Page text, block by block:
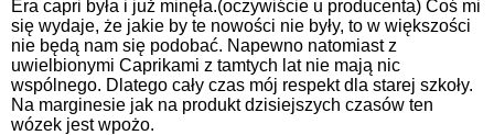
Era capri była i już minęła.(oczywiście u producenta) Coś mi
się wydaje, że jakie by te nowości nie były, to w większości
nie będą nam się podobać. Napewno natomiast z
uwielbionymi Caprikami z tamtych lat nie mają nic
wspólnego. Dlatego cały czas mój respekt dla starej szkoły.
Na marginesie jak na produkt dzisiejszych czasów ten
wózek jest wpożo.